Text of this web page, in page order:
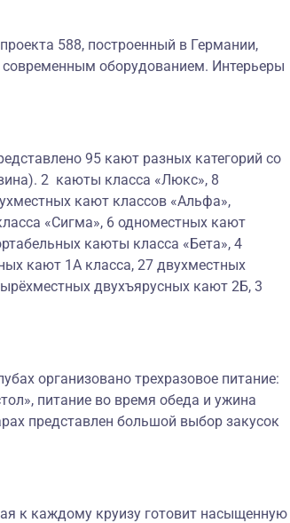
588, построенный в Германии,
оборудованием. Интерьеры
95 кают разных категорий со
2 каюты класса «Люкс», 8
кают классов «Альфа»,
«Сигма», 6 одноместных кают
каюты класса «Бета», 4
кают 1А класса, 27 двухместных
двухъярусных кают 2Б, 3
организовано трехразовое питание:
питание во время обеда и ужина
представлен большой выбор закусок
к каждому круизу готовит насыщенную